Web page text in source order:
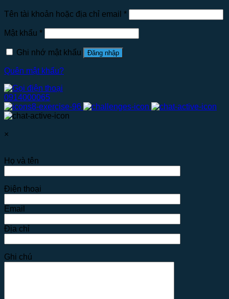
Tên tài khoản hoặc địa chỉ email *
Mật khẩu *
Ghi nhớ mật khẩu Đăng nhập
Quên mật khẩu?
0914000065
×
Họ và tên
Điện thoại
Email
Địa chỉ
Ghi chú